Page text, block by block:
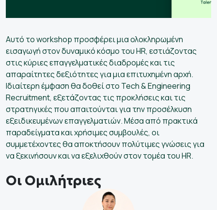
Αυτό το workshop προσφέρει μια ολοκληρωμένη
εισαγωγή στον δυναμικό κόσμο του HR, εστιάζοντας
στις κύριες επαγγελματικές διαδρομές και τις
απαραίτητες δεξιότητες για μια επιτυχημένη αρχή.
Ιδιαίτερη έμφαση θα δοθεί στο Tech & Engineering
Recruitment, εξετάζοντας τις προκλήσεις και τις
στρατηγικές που απαιτούνται για την προσέλκυση
εξειδικευμένων επαγγελματιών. Μέσα από πρακτικά
παραδείγματα και χρήσιμες συμβουλές, οι
συμμετέχοντες θα αποκτήσουν πολύτιμες γνώσεις για
να ξεκινήσουν και να εξελιχθούν στον τομέα του HR.
Οι Ομιλήτριες